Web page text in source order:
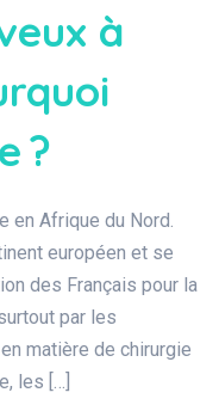
à
?
en Afrique du Nord.
européen et se
des Français pour la
par les
matière de chirurgie
les […]